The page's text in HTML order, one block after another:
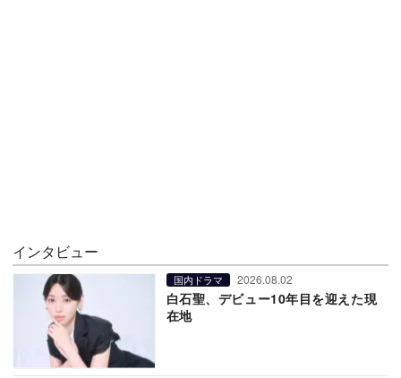
インタビュー
国内ドラマ 2026.08.02
白石聖、デビュー10年目を迎えた現
在地